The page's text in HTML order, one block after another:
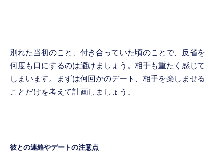
別れた当初のこと、付き合っていた頃のことで、反省を
何度も口にするのは避けましょう。相手も重たく感じて
しまいます。まずは何回かのデート、相手を楽しませる
ことだけを考えて計画しましょう。
彼との連絡やデートの注意点